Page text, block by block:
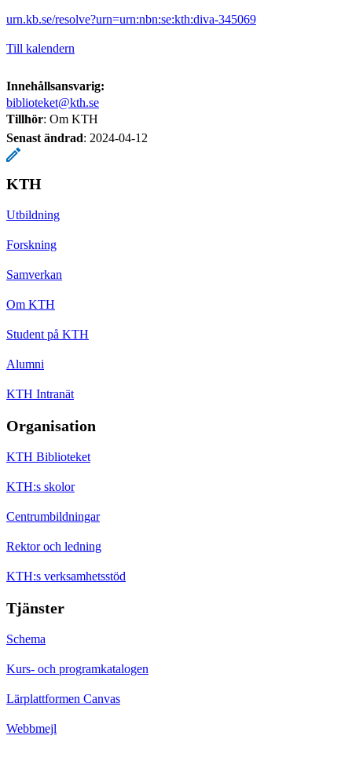
urn.kb.se/resolve?urn=urn:nbn:se:kth:diva-345069
Till kalendern
Innehållsansvarig:
biblioteket@kth.se
Tillhör: Om KTH
Senast ändrad: 2024-04-12
KTH
Utbildning
Forskning
Samverkan
Om KTH
Student på KTH
Alumni
KTH Intranät
Organisation
KTH Biblioteket
KTH:s skolor
Centrumbildningar
Rektor och ledning
KTH:s verksamhetsstöd
Tjänster
Schema
Kurs- och programkatalogen
Lärplattformen Canvas
Webbmejl